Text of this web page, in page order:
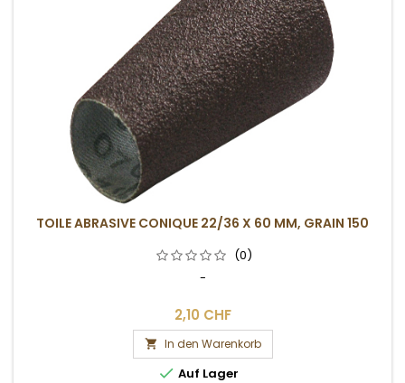
TOILE ABRASIVE CONIQUE 22/36 X 60 MM, GRAIN 150
(0)
-
2,10 CHF
 In den Warenkorb
 Auf Lager